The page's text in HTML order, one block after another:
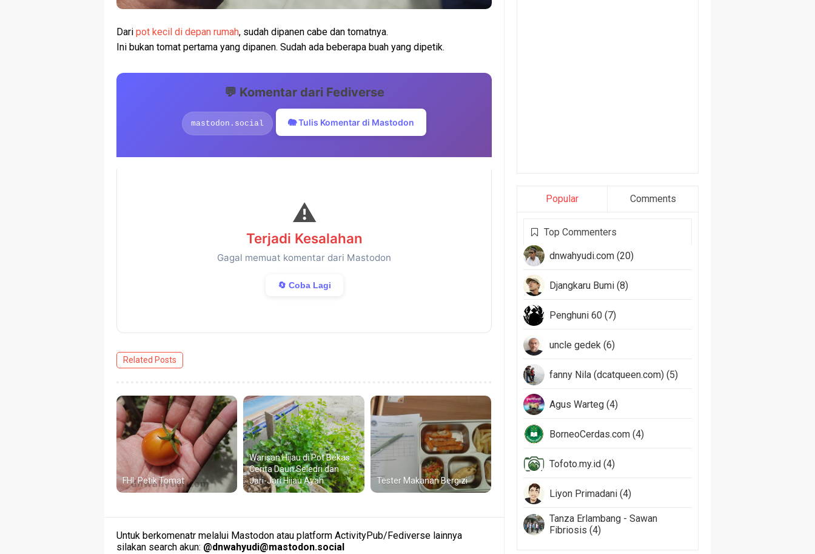
Dari pot kecil di depan rumah, sudah dipanen cabe dan tomatnya.
Ini bukan tomat pertama yang dipanen. Sudah ada beberapa buah yang dipetik.
💬 Komentar dari Fediverse
mastodon.social 🐘 Tulis Komentar di Mastodon
⚠️
Terjadi Kesalahan
Gagal memuat komentar dari Mastodon
🔄 Coba Lagi
Related Posts
FHI: Petik Tomat
Warisan Hijau di Pot Bekas:
Cerita Daun Seledri dan
Jari-Jari Hijau Ayah
Tester Makanan Bergizi
Untuk berkomenatr melalui Mastodon atau platform ActivityPub/Fediverse lainnya
silakan search akun: @dnwahyudi@mastodon.social
Popular Comments
Top Commenters
dnwahyudi.com (20)
Djangkaru Bumi (8)
Penghuni 60 (7)
uncle gedek (6)
fanny Nila (dcatqueen.com) (5)
Agus Warteg (4)
BorneoCerdas.com (4)
Tofoto.my.id (4)
Liyon Primadani (4)
Tanza Erlambang - Sawan
Fibriosis (4)